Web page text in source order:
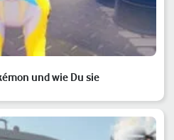
und wie Du sie